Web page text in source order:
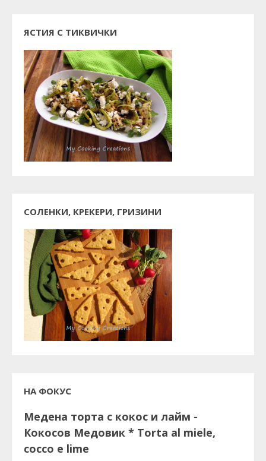
ЯСТИЯ С ТИКВИЧКИ
СОЛЕНКИ, КРЕКЕРИ, ГРИЗИНИ
НА ФОКУС
Медена торта с кокос и лайм -
Кокосов Медовик * Torta al miele,
cocco e lime